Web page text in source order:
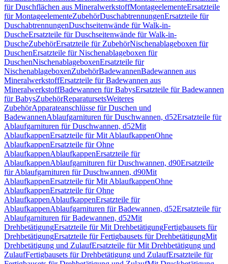
für Duschflächen aus MineralwerkstoffMontageelementeErsatzteile
für MontageelementeZubehörDuschabtrennungenErsatzteile für
DuschabtrennungenDuschseitenwände für Walk-in-
DuscheErsatzteile für Duschseitenwände für Walk-in-
DuscheZubehörErsatzteile für ZubehörNischenablageboxen für
DuschenErsatzteile für Nischenablageboxen für
DuschenNischenablageboxenErsatzteile für
NischenablageboxenZubehörBadewannenBadewannen aus
MineralwerkstoffErsatzteile für Badewannen aus
MineralwerkstoffBadewannen für BabysErsatzteile für Badewannen
für BabysZubehörReparatursetsWeiteres
ZubehörApparateanschlüsse für Duschen und
BadewannenAblaufgarnituren für Duschwannen, d52Ersatzteile für
Ablaufgarnituren für Duschwannen, d52Mit
AblaufkappenErsatzteile für Mit AblaufkappenOhne
AblaufkappenErsatzteile für Ohne
AblaufkappenAblaufkappenErsatzteile für
AblaufkappenAblaufgarnituren für Duschwannen, d90Ersatzteile
für Ablaufgarnituren für Duschwannen, d90Mit
AblaufkappenErsatzteile für Mit AblaufkappenOhne
AblaufkappenErsatzteile für Ohne
AblaufkappenAblaufkappenErsatzteile für
AblaufkappenAblaufgarnituren für Badewannen, d52Ersatzteile für
Ablaufgarnituren für Badewannen, d52Mit
DrehbetätigungErsatzteile für Mit DrehbetätigungFertigbausets für
DrehbetätigungErsatzteile für Fertigbausets für DrehbetätigungMit
Drehbetätigung und ZulaufErsatzteile für Mit Drehbetätigung und
ZulaufFertigbausets für Drehbetätigung und ZulaufErsatzteile für